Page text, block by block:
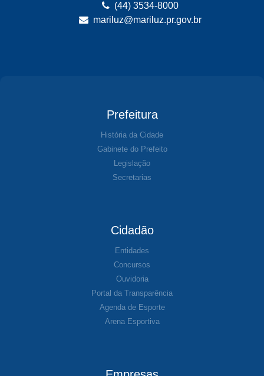
(44) 3534-8000
mariluz@mariluz.pr.gov.br
Prefeitura
História da Cidade
Gabinete do Prefeito
Legislação
Secretarias
Cidadão
Entidades
Concursos
Ouvidoria
Portal da Transparência
Agenda de Esporte
Arena Esportiva